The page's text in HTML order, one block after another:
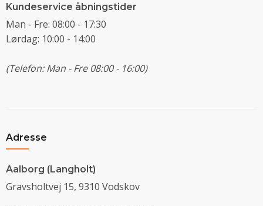
Kundeservice åbningstider
Man - Fre: 08:00 - 17:30
Lørdag: 10:00 - 14:00
(Telefon: Man - Fre 08:00 - 16:00)
Adresse
Aalborg (Langholt)
Gravsholtvej 15, 9310 Vodskov